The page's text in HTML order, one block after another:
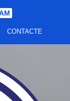
CONTACTE